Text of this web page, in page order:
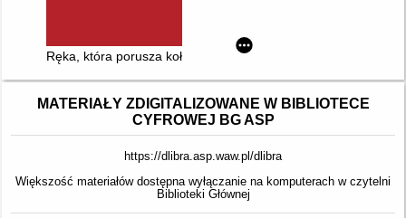
Ręka, która porusza kołyskę, trzyma pędzel
MATERIAŁY ZDIGITALIZOWANE W BIBLIOTECE
CYFROWEJ BG ASP
https://dlibra.asp.waw.pl/dlibra
Większość materiałów dostępna wyłączanie na komputerach w czytelni
Biblioteki Głównej